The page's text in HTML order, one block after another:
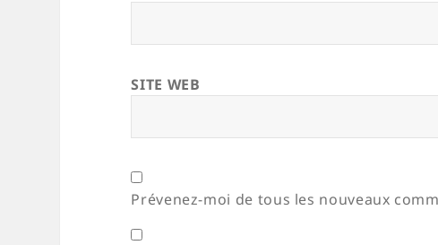
SITE WEB
Prévenez-moi de tous les nouveaux